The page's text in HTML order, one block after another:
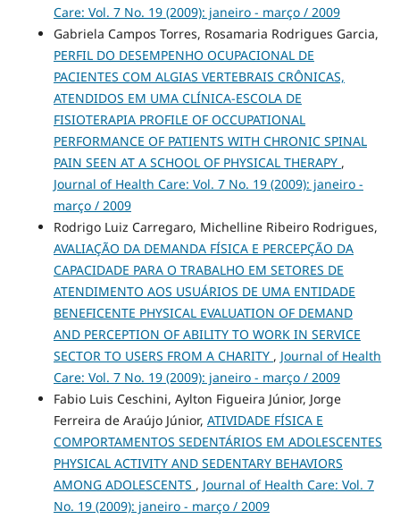
Care: Vol. 7 No. 19 (2009): janeiro - março / 2009
Gabriela Campos Torres, Rosamaria Rodrigues Garcia,
PERFIL DO DESEMPENHO OCUPACIONAL DE
PACIENTES COM ALGIAS VERTEBRAIS CRÔNICAS,
ATENDIDOS EM UMA CLÍNICA-ESCOLA DE
FISIOTERAPIA PROFILE OF OCCUPATIONAL
PERFORMANCE OF PATIENTS WITH CHRONIC SPINAL
PAIN SEEN AT A SCHOOL OF PHYSICAL THERAPY ,
Journal of Health Care: Vol. 7 No. 19 (2009): janeiro -
março / 2009
Rodrigo Luiz Carregaro, Michelline Ribeiro Rodrigues,
AVALIAÇÃO DA DEMANDA FÍSICA E PERCEPÇÃO DA
CAPACIDADE PARA O TRABALHO EM SETORES DE
ATENDIMENTO AOS USUÁRIOS DE UMA ENTIDADE
BENEFICENTE PHYSICAL EVALUATION OF DEMAND
AND PERCEPTION OF ABILITY TO WORK IN SERVICE
SECTOR TO USERS FROM A CHARITY , Journal of Health
Care: Vol. 7 No. 19 (2009): janeiro - março / 2009
Fabio Luis Ceschini, Aylton Figueira Júnior, Jorge
Ferreira de Araújo Júnior, ATIVIDADE FÍSICA E
COMPORTAMENTOS SEDENTÁRIOS EM ADOLESCENTES
PHYSICAL ACTIVITY AND SEDENTARY BEHAVIORS
AMONG ADOLESCENTS , Journal of Health Care: Vol. 7
No. 19 (2009): janeiro - março / 2009